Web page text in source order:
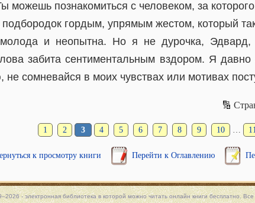
можешь познакомиться с человеком, за
подбородок гордым, упрямым жестом, который
и неопытна. Но я не дурочка, Эдвард,
забита сентиментальным вздором. Я
сомневайся в моих чувствах или мотивах
🔢
1 2 3 4 5 6 7 8 9 10 …
к просмотру книги Перейти к Оглавлению
- электронная библиотека в которой можночитать онлайн книгибесплатно. Все